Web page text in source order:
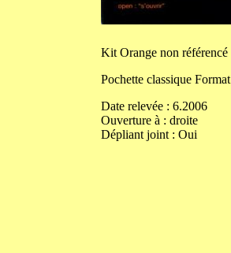
Kit Orange non référencé
Pochette classique Format
Date relevée : 6.2006
Ouverture à : droite
Dépliant joint : Oui